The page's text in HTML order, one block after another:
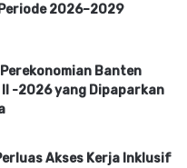
Periode 2026–2029
Banten
-2026 yang Dipaparkan
Akses Kerja Inklusif